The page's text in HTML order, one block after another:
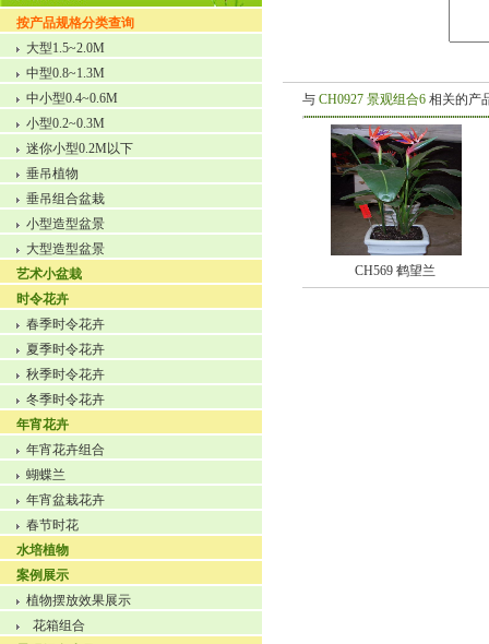
按产品规格分类查询
大型1.5~2.0M
中型0.8~1.3M
中小型0.4~0.6M
小型0.2~0.3M
迷你小型0.2M以下
垂吊植物
垂吊组合盆栽
小型造型盆景
大型造型盆景
艺术小盆栽
时令花卉
春季时令花卉
夏季时令花卉
秋季时令花卉
冬季时令花卉
年宵花卉
年宵花卉组合
蝴蝶兰
年宵盆栽花卉
春节时花
水培植物
案例展示
植物摆放效果展示
花箱组合
与 CH0927 景观组合6 相关的产
CH569 鹤望兰